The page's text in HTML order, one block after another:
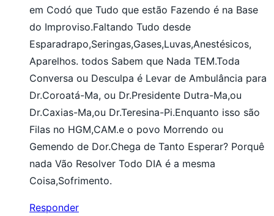
em Codó que Tudo que estão Fazendo é na Base
do Improviso.Faltando Tudo desde
Esparadrapo,Seringas,Gases,Luvas,Anestésicos,
Aparelhos. todos Sabem que Nada TEM.Toda
Conversa ou Desculpa é Levar de Ambulância para
Dr.Coroatá-Ma, ou Dr.Presidente Dutra-Ma,ou
Dr.Caxias-Ma,ou Dr.Teresina-Pi.Enquanto isso são
Filas no HGM,CAM.e o povo Morrendo ou
Gemendo de Dor.Chega de Tanto Esperar? Porquê
nada Vão Resolver Todo DIA é a mesma
Coisa,Sofrimento.
Responder